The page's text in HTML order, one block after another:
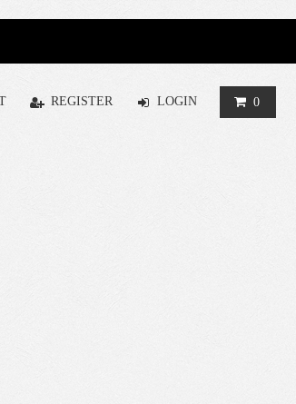
REGISTER LOGIN 0